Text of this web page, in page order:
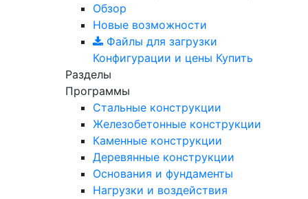
Обзор
Новые возможности
Файлы для загрузки
Конфигурации и цены Купить
Разделы
Программы
Стальные конструкции
Железобетонные конструкции
Каменные конструкции
Деревянные конструкции
Основания и фундаменты
Нагрузки и воздействия